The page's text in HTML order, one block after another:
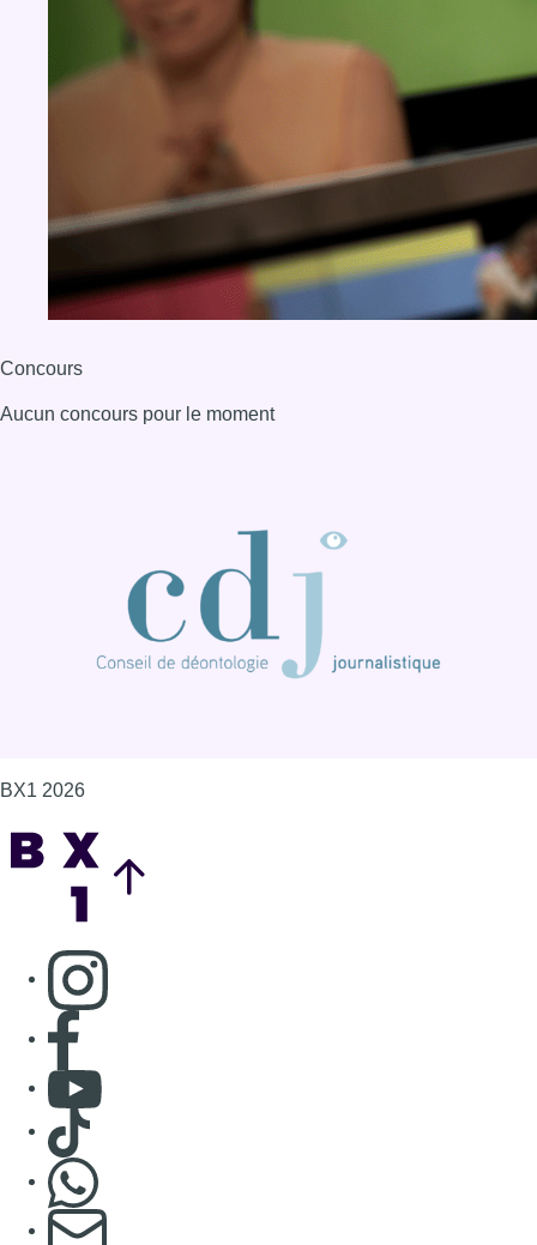
Concours
Aucun concours pour le moment
BX1 2026
Consulter page Instagram
Consulter page Facebook
Consulter Youtube
Consulter TikTok
S'abonner à notre newsletter